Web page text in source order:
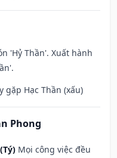
'Hỷ Thần'. Xuất hành
gặp Hạc Thần (xấu)
Phong
Mọi công việc đều